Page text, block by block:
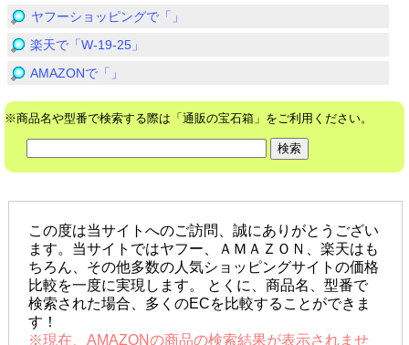
ヤフーショッピングで「」
楽天で「W-19-25」
AMAZONで「」
※商品名や型番で検索する際は「通販の宝石箱」をご利用ください。
この度は当サイトへのご訪問、誠にありがとうござい
ます。当サイトではヤフー、ＡＭＡＺＯＮ、楽天はも
ちろん、その他多数の人気ショッピングサイトの価格
比較を一度に実現します。 とくに、商品名、型番で
検索された場合、多くのECを比較することができま
す！
※現在、AMAZONの商品の検索結果が表示されませ